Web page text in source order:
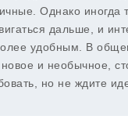
Однако иногда
дальше, и
удобным. В
новое и необычное,
но не ждите